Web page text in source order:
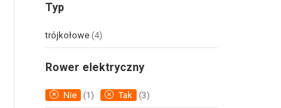
Typ
trójkołowe (4)
Rower elektryczny
Nie (1) Tak (3)